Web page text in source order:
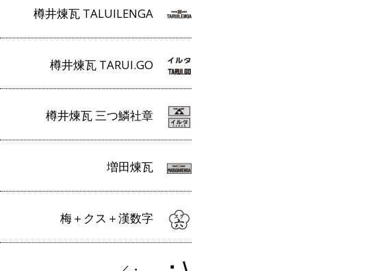
樽井煉瓦 TALUILENGA
樽井煉瓦 TARUI.GO
樽井煉瓦 三つ鱗社章
増田煉瓦
梅＋クス＋漢数字